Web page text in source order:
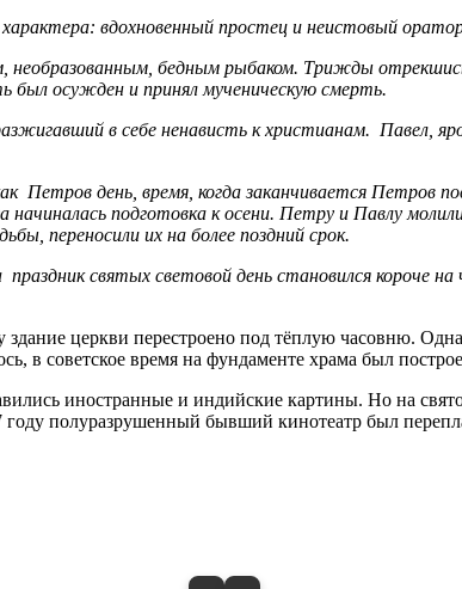
вдохновенный простец и неистовый оратор
бедным рыбаком. Трижды
был осужден и принял мученическую смерть.
в себе ненависть к христианам. Павел,
Петров день, время, когда заканчивается Петров
подготовка к осени. Петру и Павлу
переносили их на более поздний срок.
святых световой день становился короче
церкви перестроено под тёплую часовню.
в советское время на фундаменте храма был
иностранные и индийские картины. Но на
году полуразрушенный бывший кинотеатр был